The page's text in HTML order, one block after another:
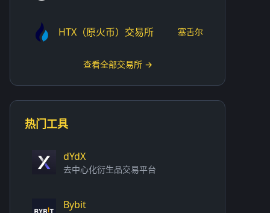
HTX（原火币）交易所 塞舌尔
查看全部交易所 →
热门工具
dYdX
去中心化衍生品交易平台
Bybit